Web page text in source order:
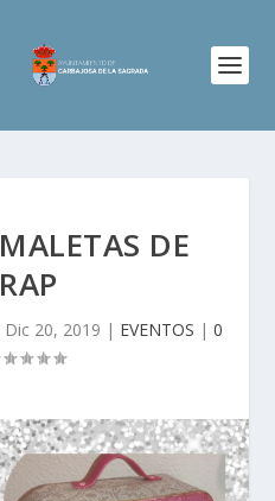
DE
Dic 20, 2019 | EVENTOS | 0